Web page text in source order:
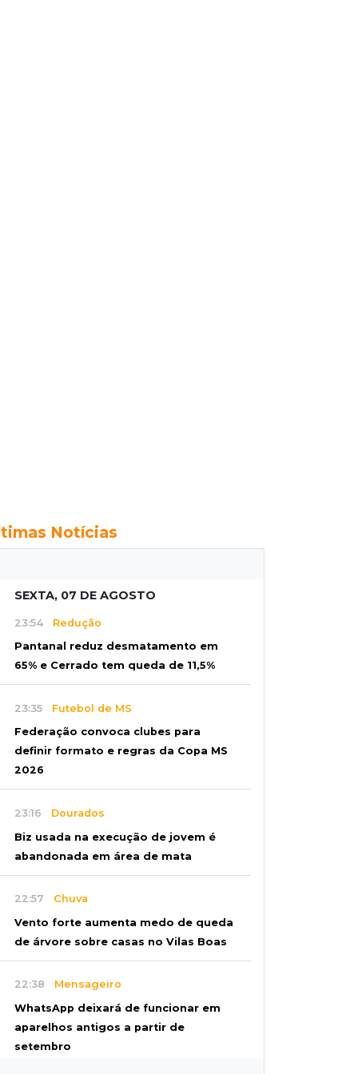
Notícias
SEXTA, 07 DE AGOSTO
23:54 Redução
Pantanal reduz desmatamento em
65% e Cerrado tem queda de 11,5%
23:35 Futebol de MS
Federação convoca clubes para
definir formato e regras da Copa MS
2026
23:16 Dourados
Biz usada na execução de jovem é
abandonada em área de mata
22:57 Chuva
Vento forte aumenta medo de queda
de árvore sobre casas no Vilas Boas
22:38 Mensageiro
WhatsApp deixará de funcionar em
aparelhos antigos a partir de
setembro